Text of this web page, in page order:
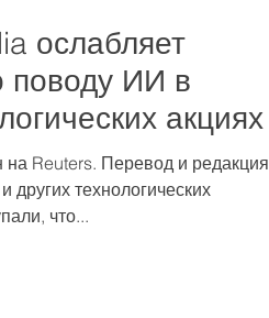
ослабляет
поводу ИИ в
акциях
на Reuters. Перевод и редакция
что...